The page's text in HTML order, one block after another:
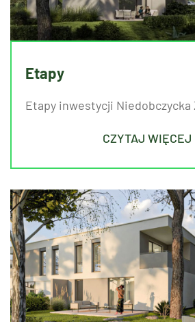
Etapy
Etapy in­we­sty­cji Nie­do­bczyc­ka
CZYTAJ WIĘCEJ